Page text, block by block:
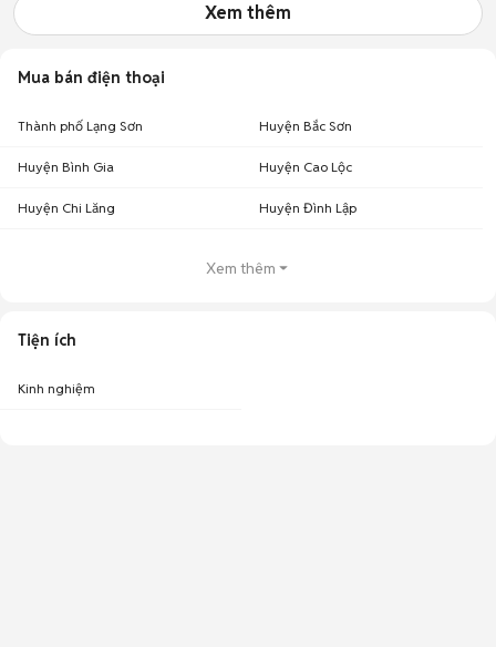
Xem thêm
Mua bán điện thoại
Thành phố Lạng Sơn Huyện Bắc Sơn
Huyện Bình Gia Huyện Cao Lộc
Huyện Chi Lăng Huyện Đình Lập
Xem thêm
Tiện ích
Kinh nghiệm